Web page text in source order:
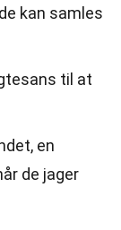
kan samles
til at
en
de jager